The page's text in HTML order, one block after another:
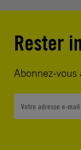
Rester
Abonnez-